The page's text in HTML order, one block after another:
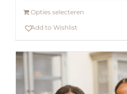
Opties selecteren
Add to Wishlist